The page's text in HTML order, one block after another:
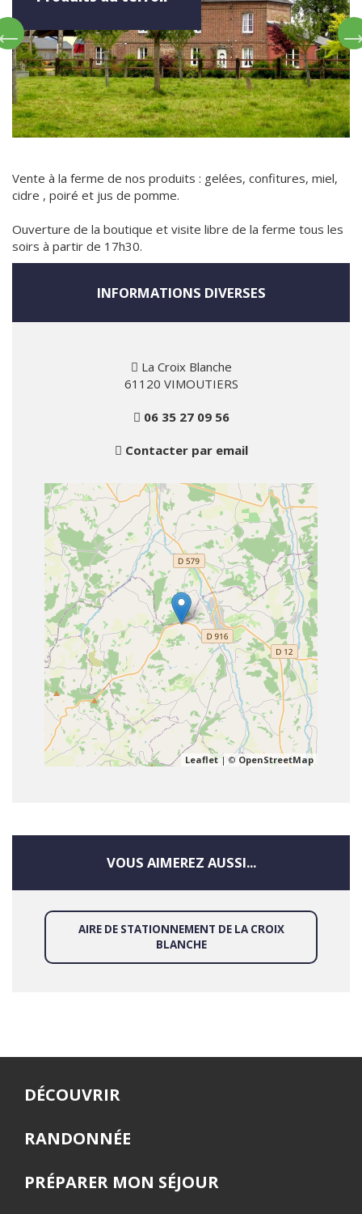
Vente à la ferme de nos produits : gelées, confitures, miel,
cidre , poiré et jus de pomme.
Ouverture de la boutique et visite libre de la ferme tous les
soirs à partir de 17h30.
INFORMATIONS DIVERSES
La Croix Blanche
61120 VIMOUTIERS
06 35 27 09 56
Contacter par email
Leaflet | © OpenStreetMap
VOUS AIMEREZ AUSSI...
AIRE DE STATIONNEMENT DE LA CROIX
BLANCHE
DÉCOUVRIR
RANDONNÉE
PRÉPARER MON SÉJOUR